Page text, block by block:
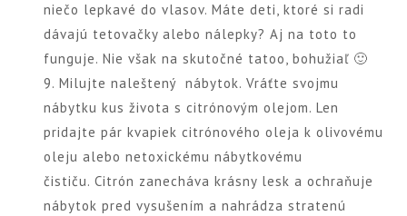
niečo lepkavé do vlasov. Máte deti, ktoré si radi
dávajú tetovačky alebo nálepky? Aj na toto to
funguje. Nie však na skutočné tatoo, bohužiaľ 🙂
9. Milujte naleštený nábytok. Vráťte svojmu
nábytku kus života s citrónovým olejom. Len
pridajte pár kvapiek citrónového oleja k olivovému
oleju alebo netoxickému nábytkovému
čističu. Citrón zanecháva krásny lesk a ochraňuje
nábytok pred vysušením a nahrádza stratenú